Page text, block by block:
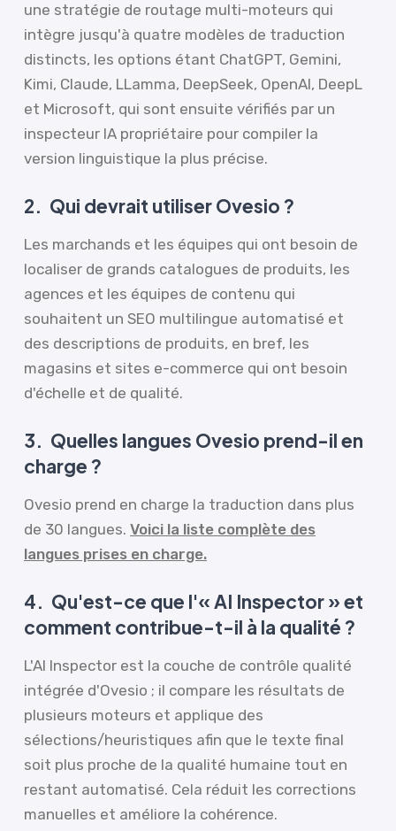
une stratégie de routage multi-moteurs qui
intègre jusqu'à quatre modèles de traduction
distincts, les options étant ChatGPT, Gemini,
Kimi, Claude, LLamma, DeepSeek, OpenAI, DeepL
et Microsoft, qui sont ensuite vérifiés par un
inspecteur IA propriétaire pour compiler la
version linguistique la plus précise.
2. Qui devrait utiliser Ovesio ?
Les marchands et les équipes qui ont besoin de
localiser de grands catalogues de produits, les
agences et les équipes de contenu qui
souhaitent un SEO multilingue automatisé et
des descriptions de produits, en bref, les
magasins et sites e-commerce qui ont besoin
d'échelle et de qualité.
3. Quelles langues Ovesio prend-il en
charge ?
Ovesio prend en charge la traduction dans plus
de 30 langues. Voici la liste complète des
langues prises en charge.
4. Qu'est-ce que l'« AI Inspector » et
comment contribue-t-il à la qualité ?
L'AI Inspector est la couche de contrôle qualité
intégrée d'Ovesio ; il compare les résultats de
plusieurs moteurs et applique des
sélections/heuristiques afin que le texte final
soit plus proche de la qualité humaine tout en
restant automatisé. Cela réduit les corrections
manuelles et améliore la cohérence.